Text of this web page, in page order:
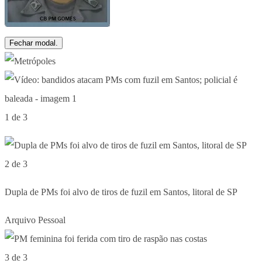
Fechar modal.
1 de 3
2 de 3
Dupla de PMs foi alvo de tiros de fuzil em Santos, litoral de SP
Arquivo Pessoal
3 de 3